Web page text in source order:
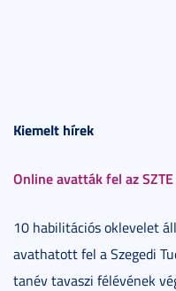
Kiemelt hírek
Online avatták fel az
10 habilitációs oklevelet
avathatott fel a Szegedi
tanév tavaszi félévének